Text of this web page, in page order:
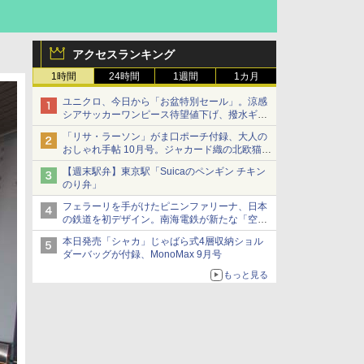
アクセスランキング
1時間 24時間 1週間 1カ月
ユニクロ、今日から「お盆特別セール」。涼感
シアサッカーワンピース待望値下げ、撥水ギア
ショーツは1990円に
「リサ・ラーソン」がま口ポーチ付録、大人の
おしゃれ手帖 10月号。ジャカード織の北欧猫デ
ザイン
【週末駅弁】東京駅「Suicaのペンギン チキン
のり弁」
フェラーリを手がけたピニンファリーナ、日本
の鉄道を初デザイン。南海電鉄が新たな「空港
特急」をなにわ筋線へ導入
本日発売「シャカ」じゃばら式4層収納ショル
ダーバッグが付録、MonoMax 9月号
もっと見る